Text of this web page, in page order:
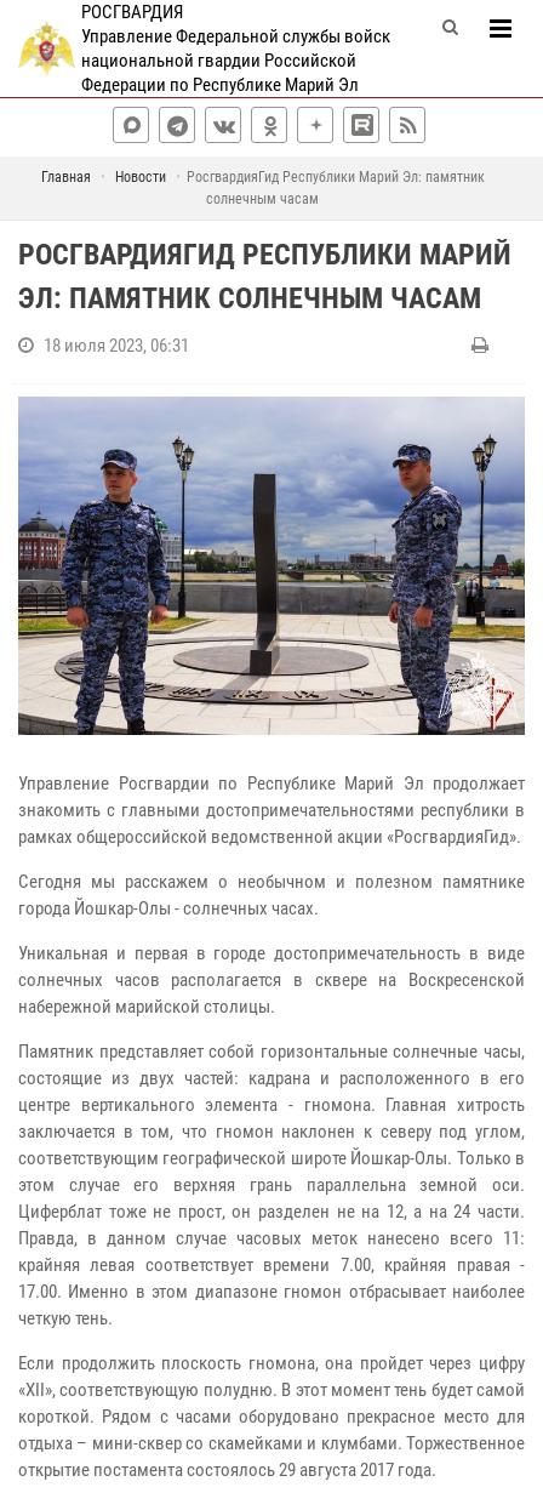
РОСГВАРДИЯ
Управление Федеральной службы войск
национальной гвардии Российской
Федерации по Республике Марий Эл
Главная Новости
РосгвардияГид Республики Марий Эл: памятник
солнечным часам
РОСГВАРДИЯГИД РЕСПУБЛИКИ МАРИЙ
ЭЛ: ПАМЯТНИК СОЛНЕЧНЫМ ЧАСАМ
18 июля 2023, 06:31
Управление Росгвардии по Республике Марий Эл продолжает
знакомить с главными достопримечательностями республики в
рамках общероссийской ведомственной акции «РосгвардияГид».
Сегодня мы расскажем о необычном и полезном памятнике
города Йошкар-Олы - солнечных часах.
Уникальная и первая в городе достопримечательность в виде
солнечных часов располагается в сквере на Воскресенской
набережной марийской столицы.
Памятник представляет собой горизонтальные солнечные часы,
состоящие из двух частей: кадрана и расположенного в его
центре вертикального элемента - гномона. Главная хитрость
заключается в том, что гномон наклонен к северу под углом,
соответствующим географической широте Йошкар-Олы. Только в
этом случае его верхняя грань параллельна земной оси.
Циферблат тоже не прост, он разделен не на 12, а на 24 части.
Правда, в данном случае часовых меток нанесено всего 11:
крайняя левая соответствует времени 7.00, крайняя правая -
17.00. Именно в этом диапазоне гномон отбрасывает наиболее
четкую тень.
Если продолжить плоскость гномона, она пройдет через цифру
«XII», соответствующую полудню. В этот момент тень будет самой
короткой. Рядом с часами оборудовано прекрасное место для
отдыха – мини-сквер со скамейками и клумбами. Торжественное
открытие постамента состоялось 29 августа 2017 года.